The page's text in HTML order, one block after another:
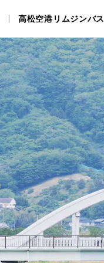
高松空港リムジンバス